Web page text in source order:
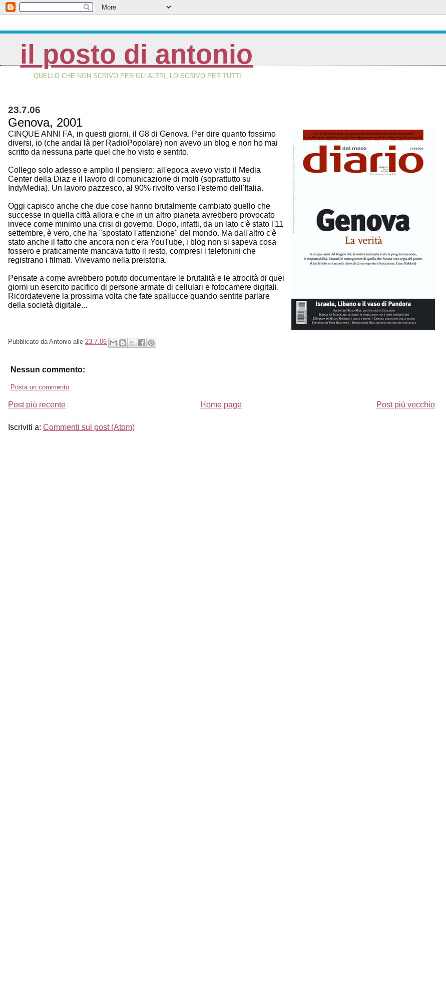
il posto di antonio
QUELLO CHE NON SCRIVO PER GLI ALTRI, LO SCRIVO PER TUTTI
23.7.06
Genova, 2001
CINQUE ANNI FA, in questi giorni, il G8 di Genova. Per dire quanto fossimo
diversi, io (che andai là per RadioPopolare) non avevo un blog e non ho mai
scritto da nessuna parte quel che ho visto e sentito.
Collego solo adesso e amplio il pensiero: all'epoca avevo visto il Media
Center della Diaz e il lavoro di comunicazione di molti (soprattutto su
IndyMedia). Un lavoro pazzesco, al 90% rivolto verso l'esterno dell'Italia.
Oggi capisco anche che due cose hanno brutalmente cambiato quello che
successe in quella città allora e che in un altro pianeta avrebbero provocato
invece come minimo una crisi di governo. Dopo, infatti, da un lato c'è stato l'11
settembre, è vero, che ha "spostato l'attenzione" del mondo. Ma dall'altro c'è
stato anche il fatto che ancora non c'era YouTube, i blog non si sapeva cosa
fossero e praticamente mancava tutto il resto, compresi i telefonini che
registrano i filmati. Vivevamo nella preistoria.
Pensate a come avrebbero potuto documentare le brutalità e le atrocità di quei
giorni un esercito pacifico di persone armate di cellulari e fotocamere digitali.
Ricordatevene la prossima volta che fate spallucce quando sentite parlare
della società digitale...
Pubblicato da Antonio alle 23.7.06
Nessun commento:
Posta un commento
Post più recente Post più vecchio
Home page
Iscriviti a: Commenti sul post (Atom)